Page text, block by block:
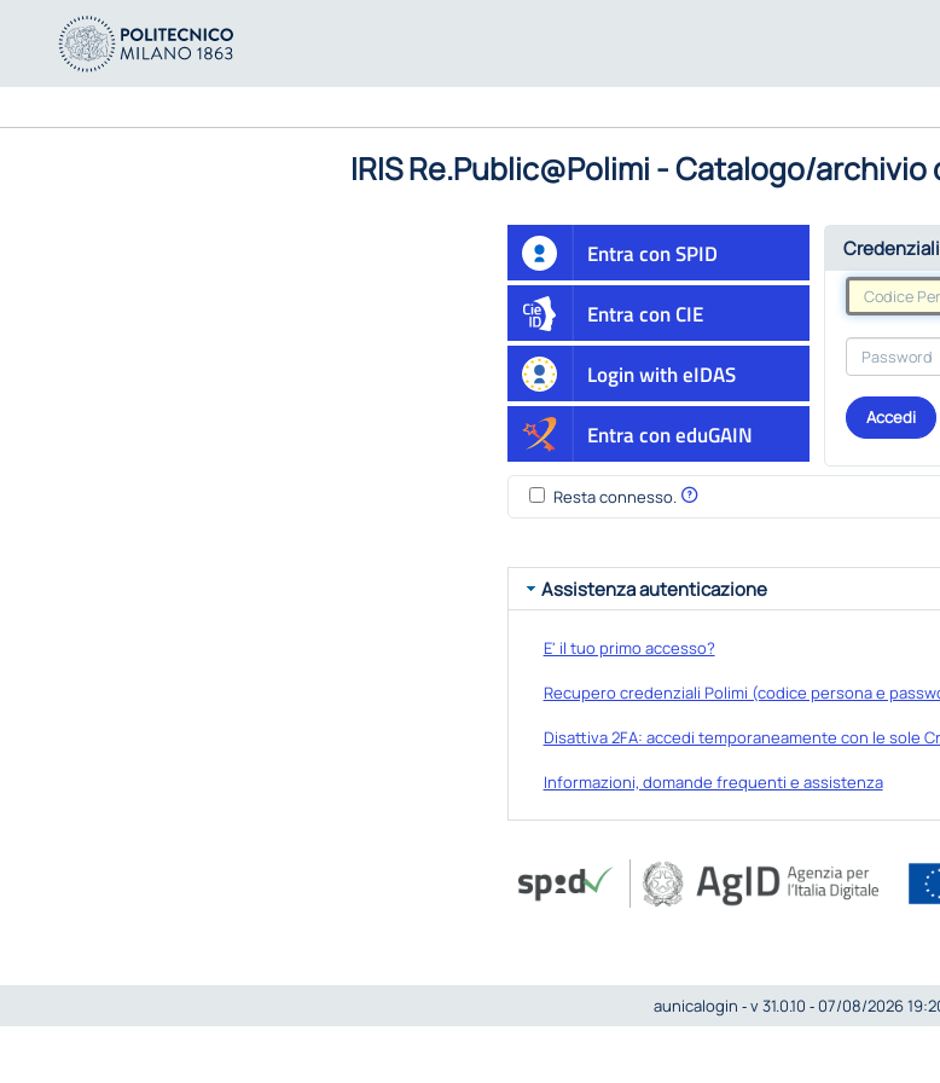
IRIS Re.Public@Polimi - Catalogo/
Entra con SPID
Entra con CIE
Login with eIDAS
Entra con eduGAIN
Accedi
Resta connesso.
Assistenza autenticazione
E' il tuo primo accesso?
Recupero credenziali Polimi (codice persona e
Disattiva 2FA: accedi temporaneamente con le sole
Informazioni, domande frequenti e assistenza
aunicalogin ‐ v 31.0.10 ‐ 07/08/2026